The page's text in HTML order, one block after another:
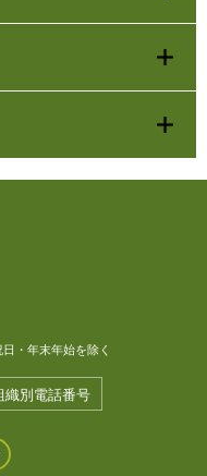
・年末年始を除く
織別電話番号